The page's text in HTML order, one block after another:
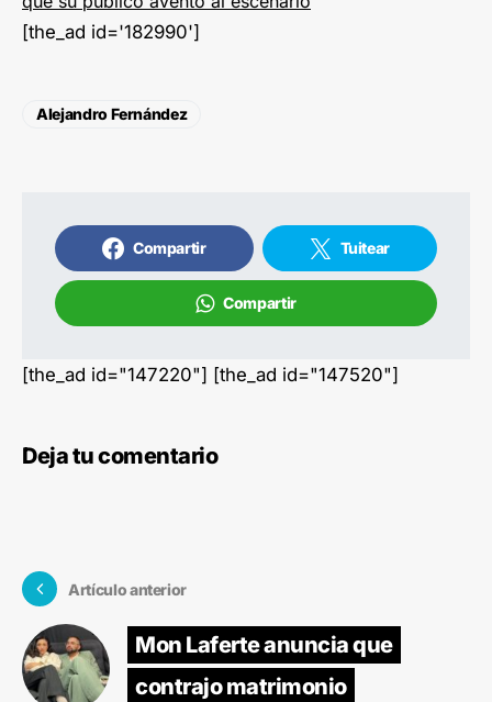
[the_ad id='182990']
Alejandro Fernández
Compartir Tuitear
Compartir
[the_ad id="147220"] [the_ad id="147520"]
Deja tu comentario
Artículo anterior
Mon Laferte anuncia que
contrajo matrimonio